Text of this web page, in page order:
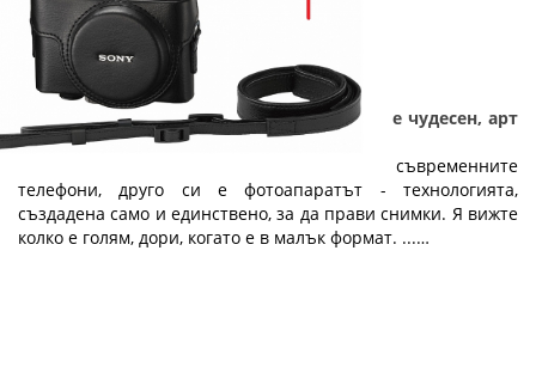
Подарък за абитуриенти - Фотоапаратът е чудесен, арт
подарък за абитуриентски бал
Колкото и да са добри камерите на съвременните
телефони, друго си е фотоапаратът - технологията,
създадена само и единствено, за да прави снимки. Я вижте
колко е голям, дори, когато е в малък формат. ...…